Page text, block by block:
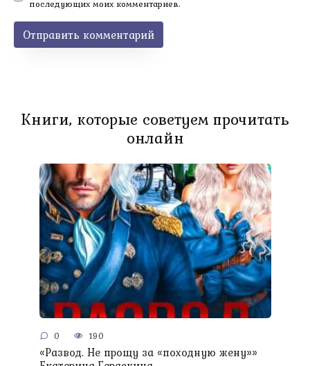
последующих моих комментариев.
Книги, которые советуем прочитать
онлайн
0 190
«Развод. Не прощу за «походную жену»»